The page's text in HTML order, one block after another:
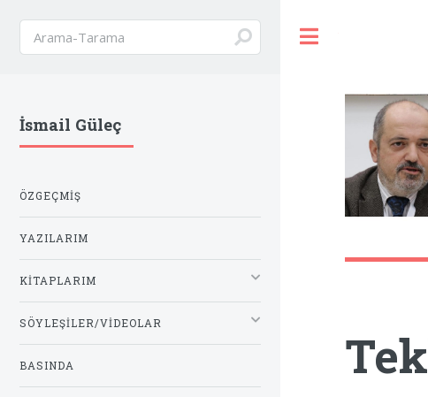
İsmail Güleç
ÖZGEÇMIŞ
YAZILARIM
KITAPLARIM
SÖYLEŞILER/VIDEOLAR
BASINDA